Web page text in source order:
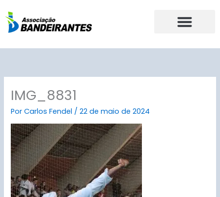
para
IMG_8831
PorCarlos Fendel /22 de maio de 2024